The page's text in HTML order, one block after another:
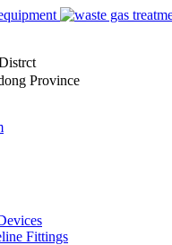
Province
Fittings